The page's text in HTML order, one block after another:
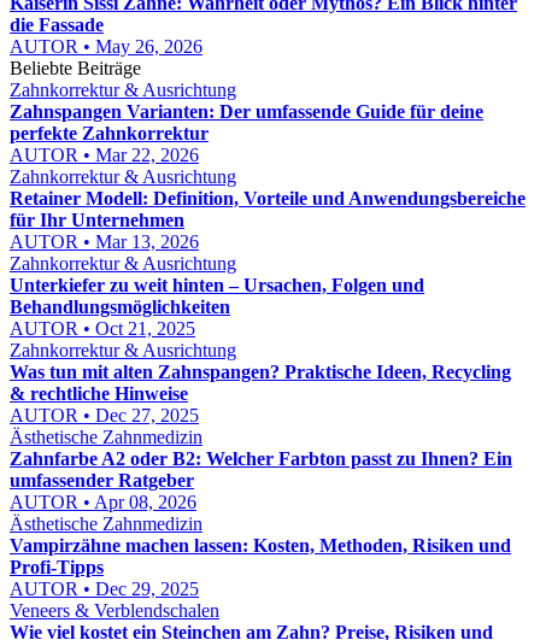
die Fassade
AUTOR • May 26, 2026
Beliebte Beiträge
Zahnkorrektur & Ausrichtung
Zahnspangen Varianten: Der umfassende Guide für deine
perfekte Zahnkorrektur
AUTOR • Mar 22, 2026
Zahnkorrektur & Ausrichtung
Retainer Modell: Definition, Vorteile und Anwendungsbereiche
für Ihr Unternehmen
AUTOR • Mar 13, 2026
Zahnkorrektur & Ausrichtung
Unterkiefer zu weit hinten – Ursachen, Folgen und
Behandlungsmöglichkeiten
AUTOR • Oct 21, 2025
Zahnkorrektur & Ausrichtung
Was tun mit alten Zahnspangen? Praktische Ideen, Recycling
& rechtliche Hinweise
AUTOR • Dec 27, 2025
Ästhetische Zahnmedizin
Zahnfarbe A2 oder B2: Welcher Farbton passt zu Ihnen? Ein
umfassender Ratgeber
AUTOR • Apr 08, 2026
Ästhetische Zahnmedizin
Vampirzähne machen lassen: Kosten, Methoden, Risiken und
Profi-Tipps
AUTOR • Dec 29, 2025
Veneers & Verblendschalen
Wie viel kostet ein Steinchen am Zahn? Preise, Risiken und